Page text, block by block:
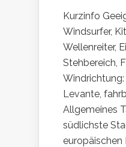
Kurzinfo
Windsurfer,
Wellenreiter,
Stehbereich,
Levante,
Allgemeines
südlichste
europäischen